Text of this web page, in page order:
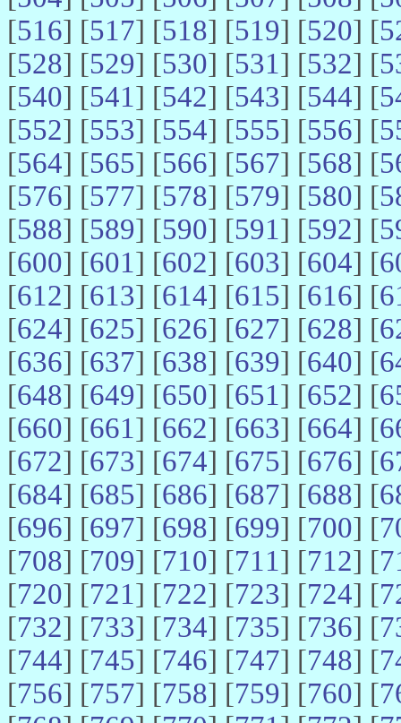
[516] [517] [518] [519] [520] [
[528] [529] [530] [531] [532] [
[540] [541] [542] [543] [544] [
[552] [553] [554] [555] [556] [
[564] [565] [566] [567] [568] [
[576] [577] [578] [579] [580] [
[588] [589] [590] [591] [592] [
[600] [601] [602] [603] [604] [
[612] [613] [614] [615] [616] [
[624] [625] [626] [627] [628] [
[636] [637] [638] [639] [640] [
[648] [649] [650] [651] [652] [
[660] [661] [662] [663] [664] [
[672] [673] [674] [675] [676] [
[684] [685] [686] [687] [688] [
[696] [697] [698] [699] [700] [
[708] [709] [710] [711] [712] [
[720] [721] [722] [723] [724] [
[732] [733] [734] [735] [736] [
[744] [745] [746] [747] [748] [
[756] [757] [758] [759] [760] [